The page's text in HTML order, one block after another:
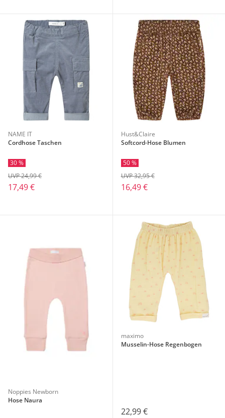
NAME IT
Cordhose Taschen
30 %
17,49 €
UVP 24,99 €
Hust&Claire
Softcord-Hose Blumen
50 %
16,49 €
UVP 32,95 €
Noppies Newborn
Hose Naura
maximo
Musselin-Hose Regenbogen
22,99 €